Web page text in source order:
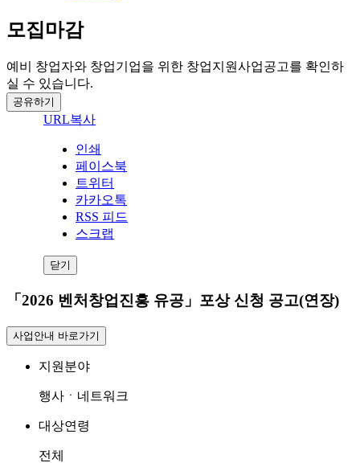
모집마감
예비 창업자와 창업기업을 위한 창업지원사업공고를 확인하
실 수 있습니다.
공유하기
URL복사
인쇄
페이스북
트위터
카카오톡
RSS 피드
스크랩
닫기
「2026 벤처창업진흥 유공」포상 신청 공고(연장)
사업안내 바로가기
지원분야
행사ㆍ네트워크
대상연령
전체